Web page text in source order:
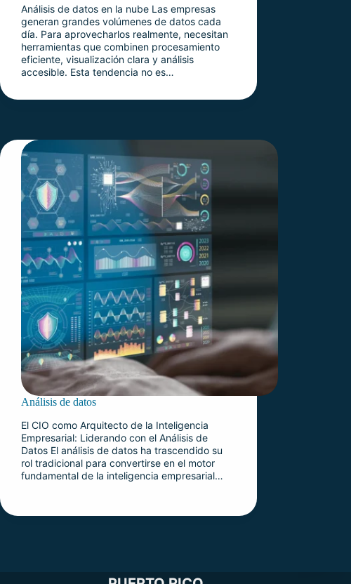
Análisis de datos en la nube Las empresas
generan grandes volúmenes de datos cada
día. Para aprovecharlos realmente, necesitan
herramientas que combinen procesamiento
eficiente, visualización clara y análisis
accesible. Esta tendencia no es…
Análisis de datos
El CIO como Arquitecto de la Inteligencia
Empresarial: Liderando con el Análisis de
Datos El análisis de datos ha trascendido su
rol tradicional para convertirse en el motor
fundamental de la inteligencia empresarial…